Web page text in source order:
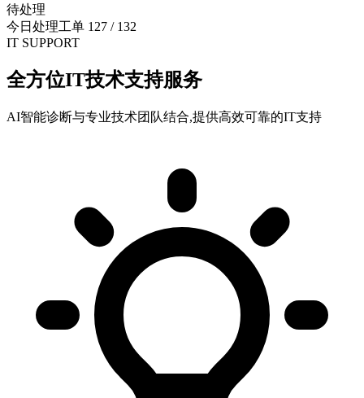
待处理
今日处理工单 127 / 132
IT SUPPORT
全方位IT技术支持服务
AI智能诊断与专业技术团队结合,提供高效可靠的IT支持